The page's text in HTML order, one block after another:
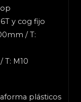
y cog fijo
/ T:
T: M10
plásticos